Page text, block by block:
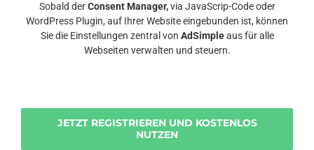
Sobald derConsent Manager,via JavaScrip-Code oder
WordPress Plugin, auf Ihrer Website eingebunden ist, können
Sie die Einstellungen zentral von AdSimpleaus für alle
Webseiten verwalten und steuern.
JETZT REGISTRIEREN UND KOSTENLOS
NUTZEN